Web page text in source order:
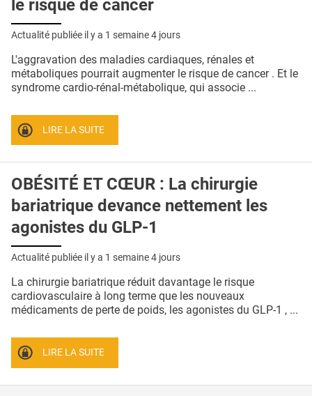
L'APP
PUBLICITÉ
CONTACT
le risque de cancer
Actualité publiée il y a 1 semaine 4 jours
L'aggravation des maladies cardiaques, rénales et
métaboliques pourrait augmenter le risque de cancer . Et le
syndrome cardio-rénal-métabolique, qui associe ...
LIRE LA SUITE
OBÉSITÉ ET CŒUR : La chirurgie
bariatrique devance nettement les
agonistes du GLP-1
Actualité publiée il y a 1 semaine 4 jours
La chirurgie bariatrique réduit davantage le risque
cardiovasculaire à long terme que les nouveaux
médicaments de perte de poids, les agonistes du GLP-1 , ...
LIRE LA SUITE